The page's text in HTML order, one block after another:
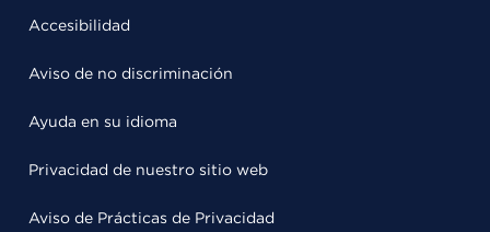
Accesibilidad
Aviso de no discriminación
Ayuda en su idioma
Privacidad de nuestro sitio web
Aviso de Prácticas de Privacidad